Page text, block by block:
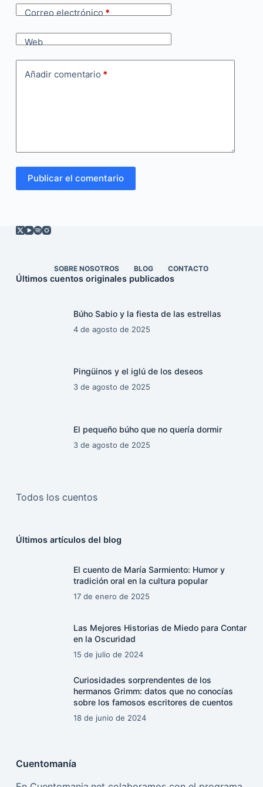
Correo electrónico*
Web
Añadir comentario *
Publicar el comentario
SOBRE NOSOTROS BLOG CONTACTO
Últimos cuentos originales publicados
Búho Sabio y la fiesta de las estrellas
4 de agosto de 2025
Pingüinos y el iglú de los deseos
3 de agosto de 2025
El pequeño búho que no quería dormir
3 de agosto de 2025
Todos los cuentos
Últimos artículos del blog
El cuento de María Sarmiento: Humor y
tradición oral en la cultura popular
17 de enero de 2025
Las Mejores Historias de Miedo para Contar
en la Oscuridad
15 de julio de 2024
Curiosidades sorprendentes de los
hermanos Grimm: datos que no conocías
sobre los famosos escritores de cuentos
18 de junio de 2024
Cuentomanía